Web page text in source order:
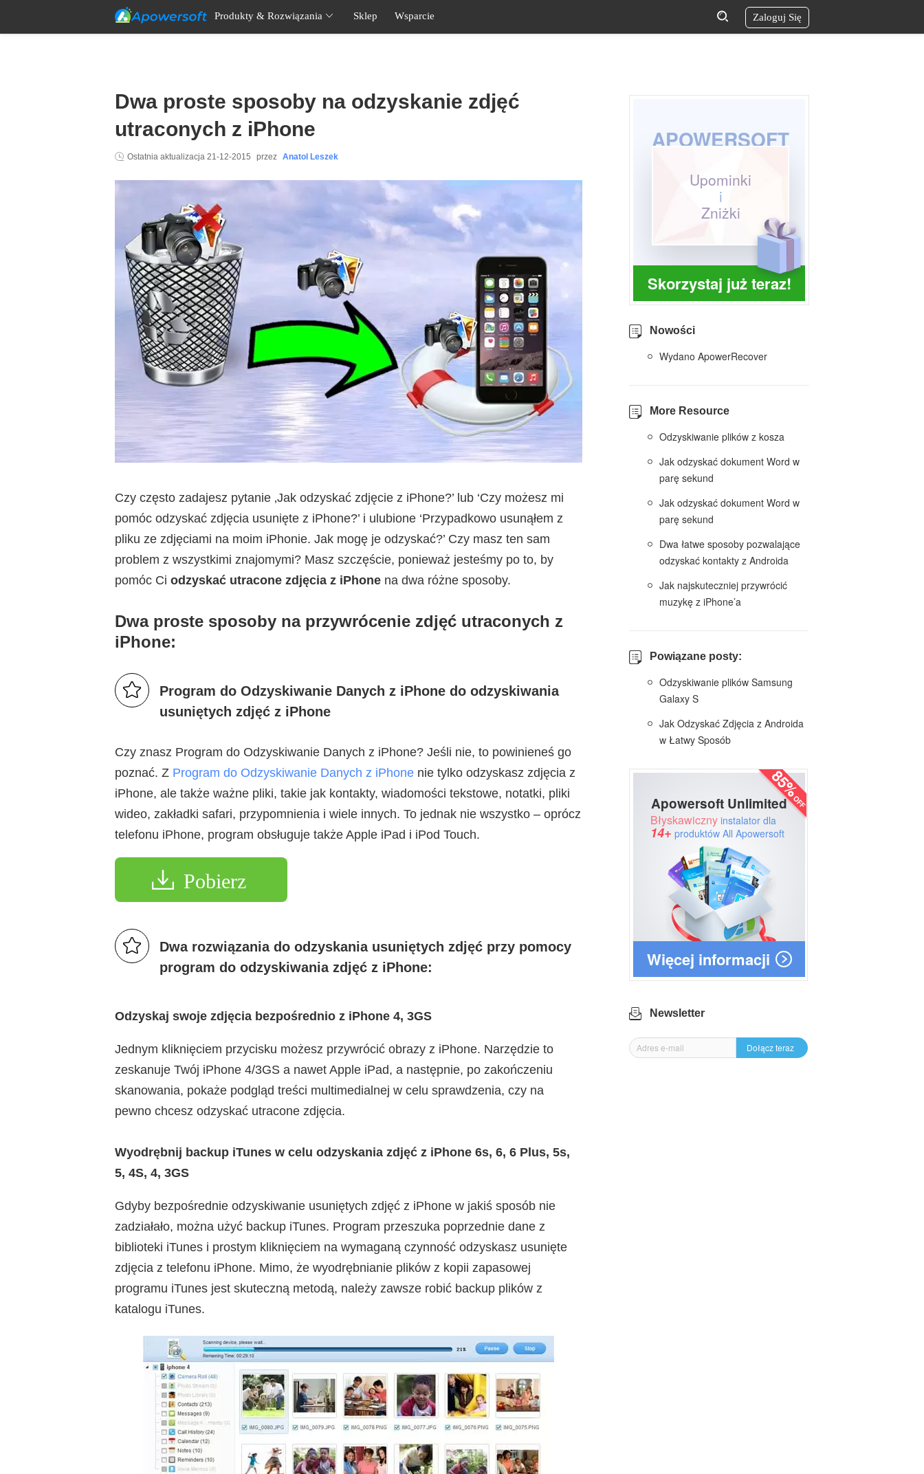
Produkty & Rozwiązania Sklep Wsparcie Zaloguj Się
Dwa proste sposoby na odzyskanie zdjęć
utraconych z iPhone
Ostatnia aktualizacja 21-12-2015 przez Anatol Leszek
Czy często zadajesz pytanie ‚Jak odzyskać zdjęcie z iPhone?’ lub ‘Czy możesz mi
pomóc odzyskać zdjęcia usunięte z iPhone?’ i ulubione ‘Przypadkowo usunąłem z
pliku ze zdjęciami na moim iPhonie. Jak mogę je odzyskać?’ Czy masz ten sam
problem z wszystkimi znajomymi? Masz szczęście, ponieważ jesteśmy po to, by
pomóc Ci odzyskać utracone zdjęcia z iPhone na dwa różne sposoby.
Dwa proste sposoby na przywrócenie zdjęć utraconych z
iPhone:
Program do Odzyskiwanie Danych z iPhone do odzyskiwania
usuniętych zdjęć z iPhone
Czy znasz Program do Odzyskiwanie Danych z iPhone? Jeśli nie, to powinieneś go
poznać. Z Program do Odzyskiwanie Danych z iPhone nie tylko odzyskasz zdjęcia z
iPhone, ale także ważne pliki, takie jak kontakty, wiadomości tekstowe, notatki, pliki
wideo, zakładki safari, przypomnienia i wiele innych. To jednak nie wszystko – oprócz
telefonu iPhone, program obsługuje także Apple iPad i iPod Touch.
Pobierz
Dwa rozwiązania do odzyskania usuniętych zdjęć przy pomocy
program do odzyskiwania zdjęć z iPhone:
Odzyskaj swoje zdjęcia bezpośrednio z iPhone 4, 3GS
Jednym kliknięciem przycisku możesz przywrócić obrazy z iPhone. Narzędzie to
zeskanuje Twój iPhone 4/3GS a nawet Apple iPad, a następnie, po zakończeniu
skanowania, pokaże podgląd treści multimedialnej w celu sprawdzenia, czy na
pewno chcesz odzyskać utracone zdjęcia.
Wyodrębnij backup iTunes w celu odzyskania zdjęć z iPhone 6s, 6, 6 Plus, 5s,
5, 4S, 4, 3GS
Gdyby bezpośrednie odzyskiwanie usuniętych zdjęć z iPhone w jakiś sposób nie
zadziałało, można użyć backup iTunes. Program przeszuka poprzednie dane z
biblioteki iTunes i prostym kliknięciem na wymaganą czynność odzyskasz usunięte
zdjęcia z telefonu iPhone. Mimo, że wyodrębnianie plików z kopii zapasowej
programu iTunes jest skuteczną metodą, należy zawsze robić backup plików z
katalogu iTunes.
Skorzystaj już teraz!
APOWERSOFT
Upominki
i
Zniżki
Nowości
Wydano ApowerRecover
More Resource
Odzyskiwanie plików z kosza
Jak odzyskać dokument Word w
parę sekund
Jak odzyskać dokument Word w
parę sekund
Dwa łatwe sposoby pozwalające
odzyskać kontakty z Androida
Jak najskuteczniej przywrócić
muzykę z iPhone’a
Powiązane posty:
Odzyskiwanie plików Samsung
Galaxy S
Jak Odzyskać Zdjęcia z Androida
w Łatwy Sposób
Więcej informacji
Apowersoft Unlimited
Błyskawiczny instalator dla
14+ produktów All Apowersoft
Newsletter
Dołącz teraz